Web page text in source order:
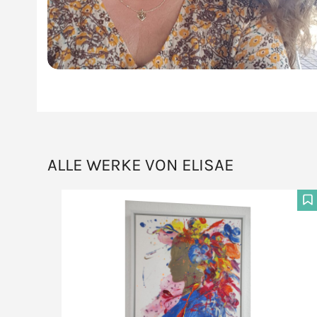
ALLE WERKE VON ELISAE
F